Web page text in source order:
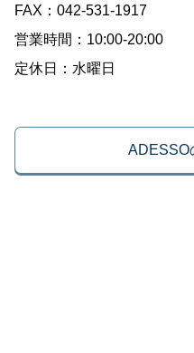
FAX：042-531-1917
営業時間：10:00-20:00
定休日：水曜日
ADESSO